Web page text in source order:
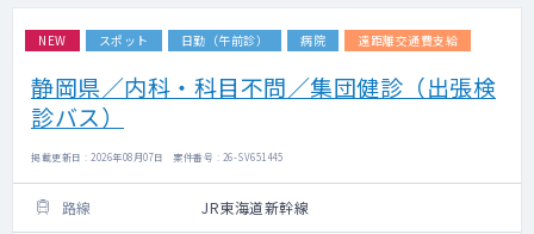
NEW スポット 日勤（午前診） 病院 遠距離交通費支給
静岡県／内科・科目不問／集団健診（出張検
診バス）
掲載更新日 : 2026年08月07日 案件番号 : 26-SV651445
路線 JR東海道新幹線